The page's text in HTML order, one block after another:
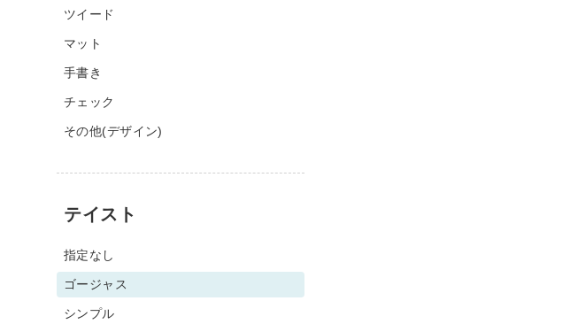
ツイード
マット
手書き
チェック
その他(デザイン)
テイスト
指定なし
ゴージャス
シンプル